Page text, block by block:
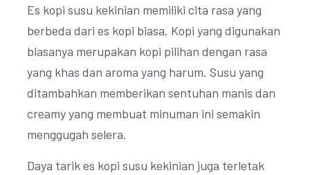
Es kopi susu kekinian memiliki cita rasa yang
berbeda dari es kopi biasa. Kopi yang digunakan
biasanya merupakan kopi pilihan dengan rasa
yang khas dan aroma yang harum. Susu yang
ditambahkan memberikan sentuhan manis dan
creamy yang membuat minuman ini semakin
menggugah selera.
Daya tarik es kopi susu kekinian juga terletak